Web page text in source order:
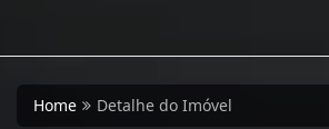
Home Detalhe do Imóvel